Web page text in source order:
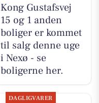
Kong Gustafsvej
15 og 1 anden
boliger er kommet
til salg denne uge
i Nexø - se
boligerne her.
DAGLIGVARER